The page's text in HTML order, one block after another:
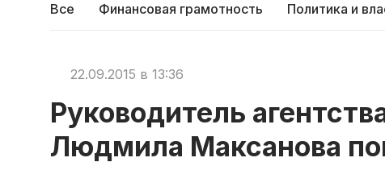
Все Финансовая грамотность Политика и
22.09.2015 в 13:36
Руководитель
Людмила Максанова